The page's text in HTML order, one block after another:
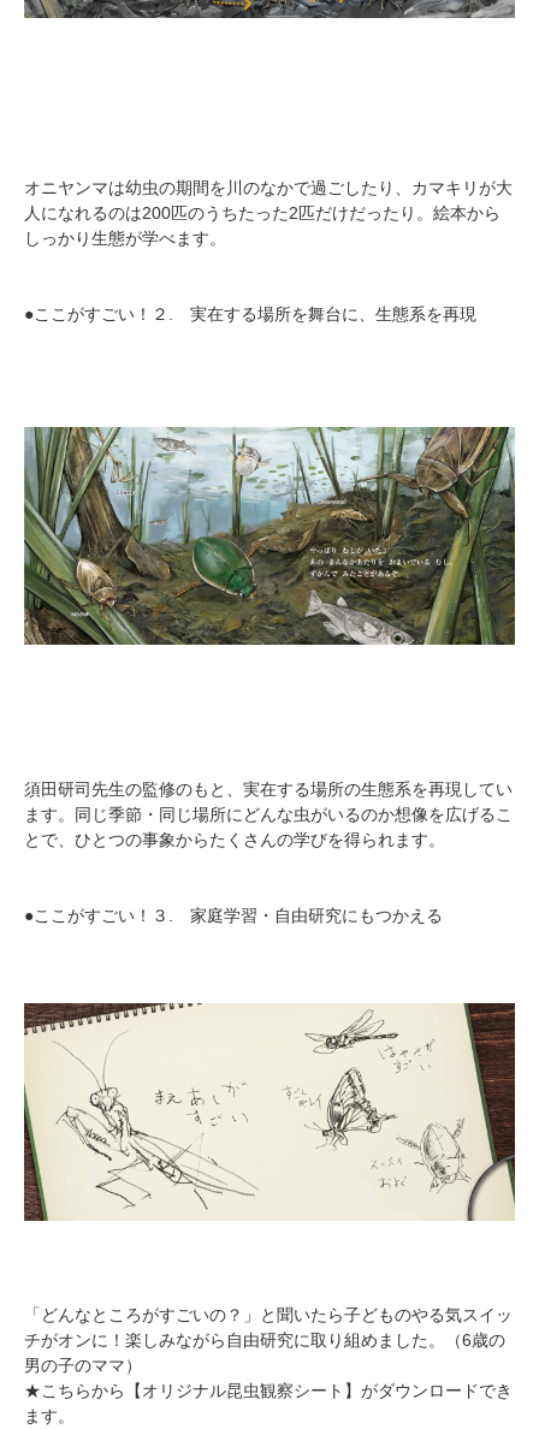
オニヤンマは幼虫の期間を川のなかで過ごしたり、カマキリが大
人になれるのは200匹のうちたった2匹だけだったり。絵本から
しっかり生態が学べます。
●ここがすごい！２. 実在する場所を舞台に、生態系を再現
須田研司先生の監修のもと、実在する場所の生態系を再現してい
ます。同じ季節・同じ場所にどんな虫がいるのか想像を広げるこ
とで、ひとつの事象からたくさんの学びを得られます。
●ここがすごい！３. 家庭学習・自由研究にもつかえる
「どんなところがすごいの？」と聞いたら子どものやる気スイッ
チがオンに！楽しみながら自由研究に取り組めました。（6歳の
男の子のママ）
★こちらから【オリジナル昆虫観察シート】がダウンロードでき
ます。